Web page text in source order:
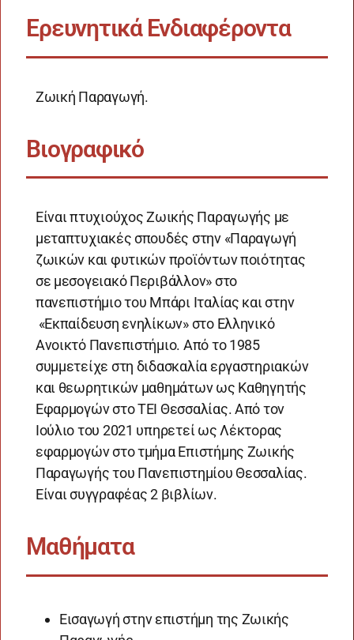
Ερευνητικά Ενδιαφέροντα
Ζωική Παραγωγή.
Βιογραφικό
Είναι πτυχιούχος Ζωικής Παραγωγής με
μεταπτυχιακές σπουδές στην «Παραγωγή
ζωικών και φυτικών προϊόντων ποιότητας
σε μεσογειακό Περιβάλλον» στο
πανεπιστήμιο του Μπάρι Ιταλίας και στην
«Εκπαίδευση ενηλίκων» στο Ελληνικό
Ανοικτό Πανεπιστήμιο. Από το 1985
συμμετείχε στη διδασκαλία εργαστηριακών
και θεωρητικών μαθημάτων ως Καθηγητής
Εφαρμογών στο ΤΕΙ Θεσσαλίας. Από τον
Ιούλιο του 2021 υπηρετεί ως Λέκτορας
εφαρμογών στο τμήμα Επιστήμης Ζωικής
Παραγωγής του Πανεπιστημίου Θεσσαλίας.
Είναι συγγραφέας 2 βιβλίων.
Μαθήματα
Εισαγωγή στην επιστήμη της Ζωικής